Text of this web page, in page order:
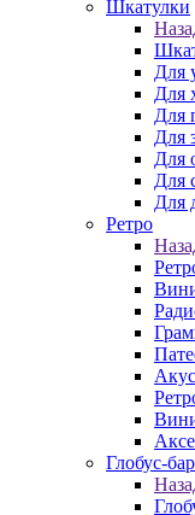
Шкатулки
Для
Для
Для
Для
Для
Для
Для
Ретро
Глобус-